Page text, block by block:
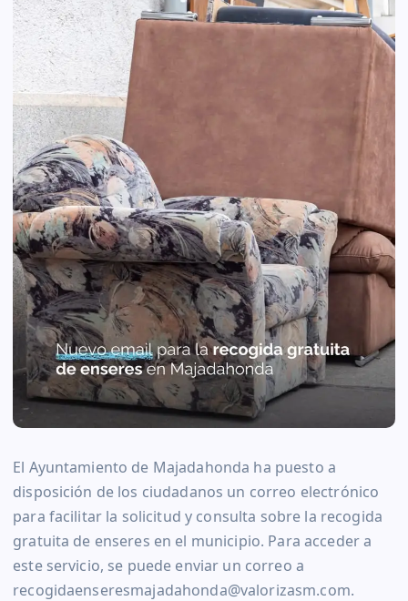
El Ayuntamiento de Majadahonda ha puesto a
disposición de los ciudadanos un correo electrónico
para facilitar la solicitud y consulta sobre la recogida
gratuita de enseres en el municipio. Para acceder a
este servicio, se puede enviar un correo a
recogidaenseresmajadahonda@valorizasm.com.